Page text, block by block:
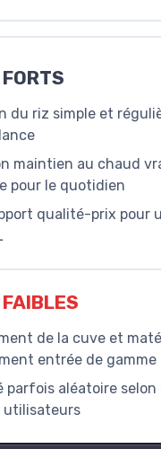
du riz simple et
maintien au chaud
pour le quotidien
qualité-prix pour
de la cuve et
entrée de gamme
parfois aléatoire
utilisateurs